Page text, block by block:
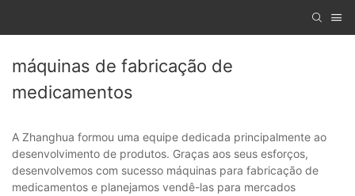
máquinas de fabricação de
medicamentos
A Zhanghua formou uma equipe dedicada principalmente ao
desenvolvimento de produtos. Graças aos seus esforços,
desenvolvemos com sucesso máquinas para fabricação de
medicamentos e planejamos vendê-las para mercados